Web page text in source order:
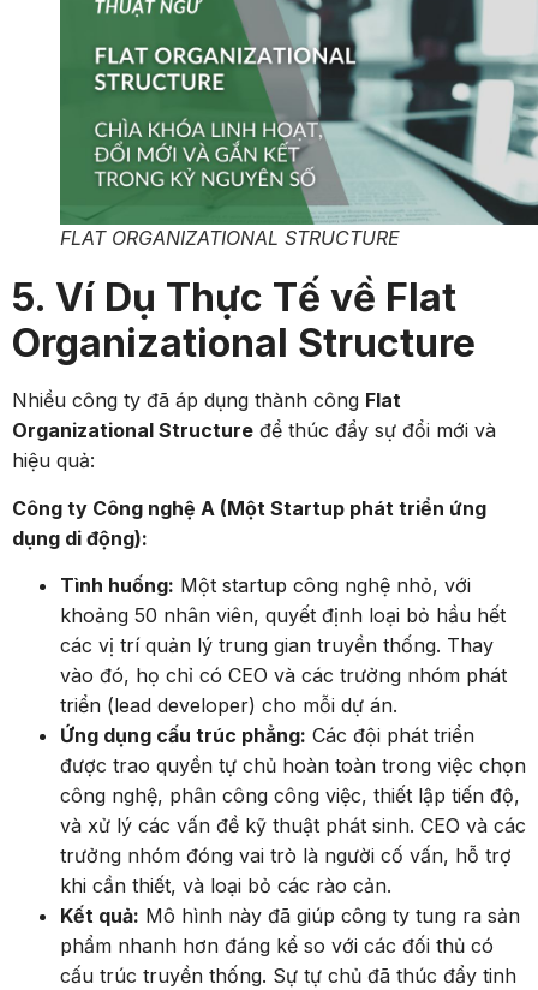
FLAT ORGANIZATIONAL STRUCTURE
5. Ví Dụ Thực Tế về Flat
Organizational Structure
Nhiều công ty đã áp dụng thành công Flat
Organizational Structure để thúc đẩy sự đổi mới và
hiệu quả:
Công ty Công nghệ A (Một Startup phát triển ứng
dụng di động):
Tình huống: Một startup công nghệ nhỏ, với
khoảng 50 nhân viên, quyết định loại bỏ hầu hết
các vị trí quản lý trung gian truyền thống. Thay
vào đó, họ chỉ có CEO và các trưởng nhóm phát
triển (lead developer) cho mỗi dự án.
Ứng dụng cấu trúc phẳng: Các đội phát triển
được trao quyền tự chủ hoàn toàn trong việc chọn
công nghệ, phân công công việc, thiết lập tiến độ,
và xử lý các vấn đề kỹ thuật phát sinh. CEO và các
trưởng nhóm đóng vai trò là người cố vấn, hỗ trợ
khi cần thiết, và loại bỏ các rào cản.
Kết quả: Mô hình này đã giúp công ty tung ra sản
phẩm nhanh hơn đáng kể so với các đối thủ có
cấu trúc truyền thống. Sự tự chủ đã thúc đẩy tinh